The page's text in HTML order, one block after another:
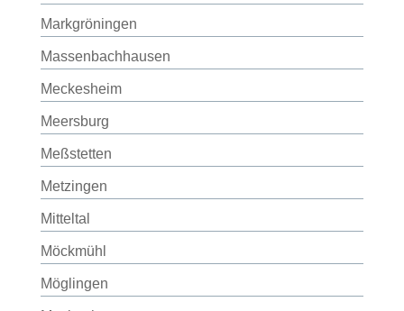
Markgröningen
Massenbachhausen
Meckesheim
Meersburg
Meßstetten
Metzingen
Mitteltal
Möckmühl
Möglingen